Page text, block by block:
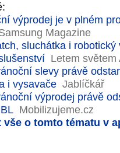
výprodej je v plném
Magazine
sluchátka i
Letem světem
slevy právě
i vysavače Jablíčkář
výprodej právě
Mobilizujeme.cz
vše o tomto tématu v